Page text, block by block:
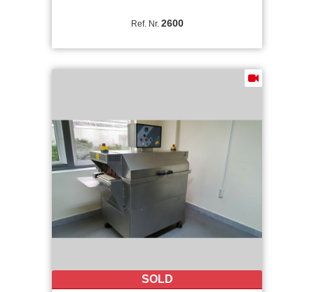
Ref. Nr. 2600
SOLD